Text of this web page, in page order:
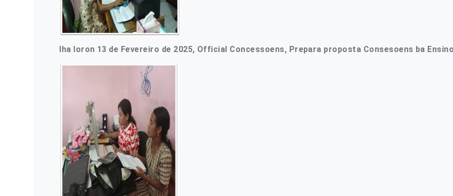
Iha loron 13 de Fevereiro de 2025, Official Concessoens, Prepara proposta Consesoens ba